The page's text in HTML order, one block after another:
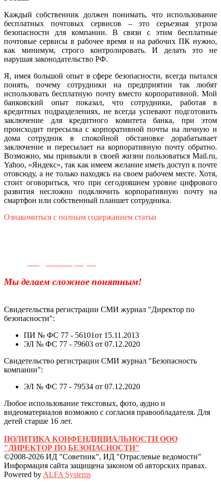
Каждый собственник должен понимать, что использование
бесплатных почтовых сервисов – это серьезная угроза
безопасности для компании. В связи с этим бесплатные
почтовые сервисы в рабочее время и на рабочих ПК нужно,
как минимум, строго контролировать. И делать это не
нарушая законодательство РФ.
Я, имея большой опыт в сфере безопасности, всегда пытался
понять, почему сотрудники на предприятии так любят
использовать бесплатную почту вместо корпоративной. Мой
банковский опыт показал, что сотрудники, работая в
кредитных подразделениях, не всегда успевают подготовить
заключение для кредитного комитета банка, при этом
происходит пересылка с корпоративной почты на личную и
дома сотрудник в спокойной обстановке дорабатывает
заключение и пересылает на корпоративную почту обратно.
Возможно, мы привыкли в своей жизни пользоваться Mail.ru,
Yahoo, «Яндекс», так как имеем желание иметь доступ к почте
отовсюду, а не только находясь на своем рабочем месте. Хотя,
стоит оговориться, что при сегодняшнем уровне цифрового
развития несложно подключить корпоративную почту на
смартфон или собственный планшет сотрудника.
Ознакомиться с полным содержанием статьи
Мы делаем сложное понятным!
Свидетельства регистрации СМИ журнал "Директор по
безопасности":
ПИ № ФС 77 - 56101от 15.11.2013
ЭЛ № ФС 77 - 79603 от 07.12.2020
Свидетельство регистрации СМИ журнал "Безопасность
компании":
ЭЛ № ФС 77 - 79534 от 07.12.2020
Любое использование текстовых, фото, аудио и
видеоматериалов возможно с согласия правообладателя. Для
детей старше 16 лет.
ПОЛИТИКА КОНФЕНДИЦИАЛЬНОСТИ ООО
"ДИРЕКТОР ПО БЕЗОПАСНОСТИ"
©2008-2026 ИД "Советник", ИД "Отраслевые ведомости"
Информация сайта защищена законом об авторских правах.
Powered by ALFA Systems